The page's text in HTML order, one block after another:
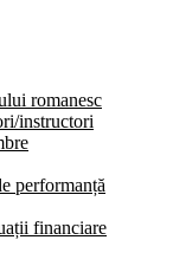
romanesc
instructori
performanță
financiare